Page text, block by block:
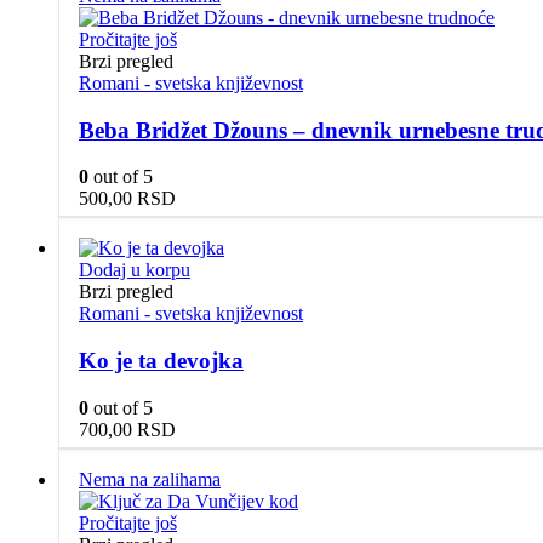
Pročitajte još
Brzi pregled
Romani - svetska književnost
Beba Bridžet Džouns – dnevnik urnebesne
0 out of 5
500,00 RSD
Dodaj u korpu
Brzi pregled
Romani - svetska književnost
Ko je ta devojka
0 out of 5
700,00 RSD
Nema na zalihama
Pročitajte još